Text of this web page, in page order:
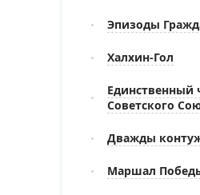
Эпизоды
Халхин-Гол
Единственный
Советского
Дважды
Маршал